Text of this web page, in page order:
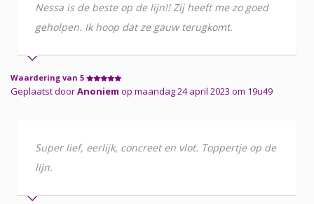
Nessa is de beste op de lijn!! Zij heeft me zo goed
geholpen. Ik hoop dat ze gauw terugkomt.
Waardering van 5
Geplaatst doorAnoniem op maandag 24 april 2023 om 19u49
Super lief, eerlijk, concreet en vlot. Toppertje op de
lijn.